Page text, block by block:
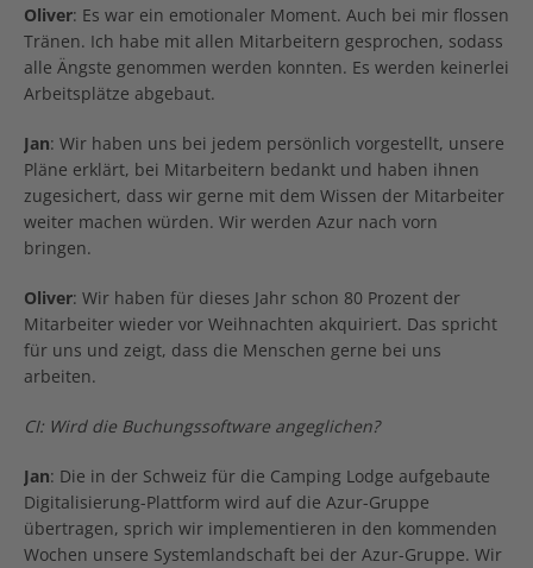
Oliver: Es war ein emotionaler Moment. Auch bei mir flossen
Tränen. Ich habe mit allen Mitarbeitern gesprochen, sodass
alle Ängste genommen werden konnten. Es werden keinerlei
Arbeitsplätze abgebaut.
Jan: Wir haben uns bei jedem persönlich vorgestellt, unsere
Pläne erklärt, bei Mitarbeitern bedankt und haben ihnen
zugesichert, dass wir gerne mit dem Wissen der Mitarbeiter
weiter machen würden. Wir werden Azur nach vorn
bringen.
Oliver: Wir haben für dieses Jahr schon 80 Prozent der
Mitarbeiter wieder vor Weihnachten akquiriert. Das spricht
für uns und zeigt, dass die Menschen gerne bei uns
arbeiten.
CI: Wird die Buchungssoftware angeglichen?
Jan: Die in der Schweiz für die Camping Lodge aufgebaute
Digitalisierung-Plattform wird auf die Azur-Gruppe
übertragen, sprich wir implementieren in den kommenden
Wochen unsere Systemlandschaft bei der Azur-Gruppe. Wir